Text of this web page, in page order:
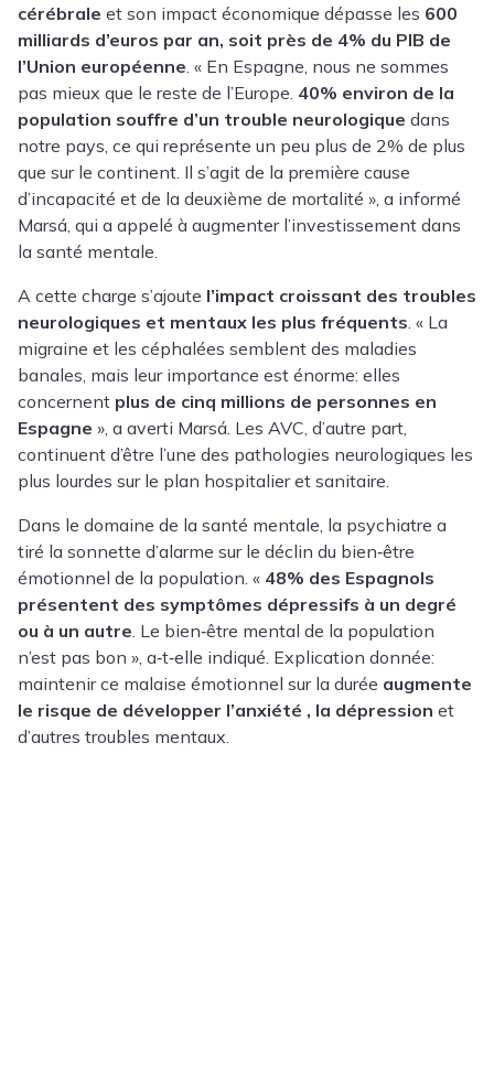
cérébrale et son impact économique dépasse les 600
milliards d’euros par an, soit près de 4% du PIB de
l’Union européenne . « En Espagne, nous ne sommes
pas mieux que le reste de l’Europe. 40% environ de la
population souffre d’un trouble neurologique dans
notre pays, ce qui représente un peu plus de 2% de plus
que sur le continent. Il s’agit de la première cause
d’incapacité et de la deuxième de mortalité », a informé
Marsá, qui a appelé à augmenter l’investissement dans
la santé mentale.
A cette charge s’ajoute l’impact croissant des troubles
neurologiques et mentaux les plus fréquents . « La
migraine et les céphalées semblent des maladies
banales, mais leur importance est énorme: elles
concernent plus de cinq millions de personnes en
Espagne », a averti Marsá. Les AVC , d’autre part,
continuent d’être l’une des pathologies neurologiques les
plus lourdes sur le plan hospitalier et sanitaire.
Dans le domaine de la santé mentale, la psychiatre a
tiré la sonnette d’alarme sur le déclin du bien‑être
émotionnel de la population. « 48% des Espagnols
présentent des symptômes dépressifs à un degré
ou à un autre . Le bien‑être mental de la population
n’est pas bon », a‑t‑elle indiqué. Explication donnée:
maintenir ce malaise émotionnel sur la durée augmente
le risque de développer l’anxiété , la dépression et
d’autres troubles mentaux.